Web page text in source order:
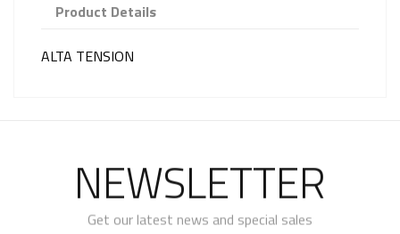
Product Details
ALTA TENSION
NEWSLETTER
Get our latest news and special sales